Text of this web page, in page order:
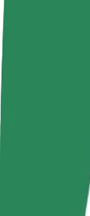
Jak se dostat z
Hledáte nejlepší
Pohodlná jízda na
Spolehlivé jízdy v